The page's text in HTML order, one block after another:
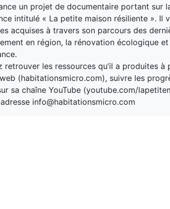
un projet de documentaire portant sur
intitulé « La petite maison résiliente ». Il
acquises à travers son parcours des
en région, la rénovation écologique
retrouver les ressources qu’il a produites à
(habitationsmicro.com), suivre les
sa chaîne YouTube (youtube.com/
info@habitationsmicro.com